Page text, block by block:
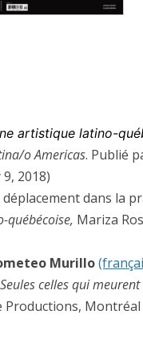
artistique latino-
o Americas. Publié
2018)
déplacement dans la
québécoise, Mariza
Murillo
celles qui
Montréal